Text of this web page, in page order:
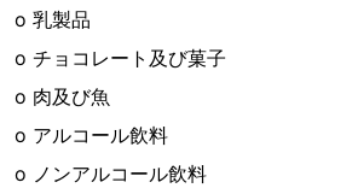
o 乳製品
o チョコレート及び菓子
o 肉及び魚
o アルコール飲料
o ノンアルコール飲料